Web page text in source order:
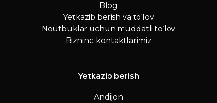
Blog
Yetkazib berish va to‘lov
Noutbuklar uchun muddatli to‘lov
Bizning kontaktlarimiz
Yetkazib berish
Andijon